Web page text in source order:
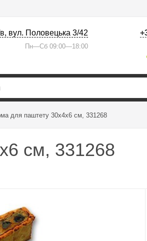
вул. Половецька 3/42
Пн—Сб 09:00—18:00
для паштету 30х4х6 см, 331268
см, 331268